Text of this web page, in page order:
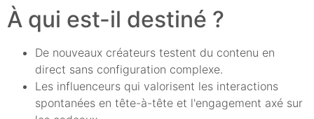
À qui est-il destiné ?
De nouveaux créateurs testent du contenu en
direct sans configuration complexe.
Les influenceurs qui valorisent les interactions
spontanées en tête-à-tête et l'engagement axé sur